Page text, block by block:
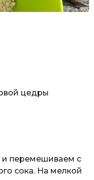
цедры
и перемешиваем с
сока. На мелкой